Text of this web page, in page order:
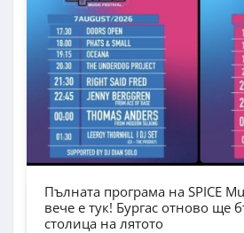
Пълната програма на SPICE
вече е тук! Бургас отново ще
столица на лятото